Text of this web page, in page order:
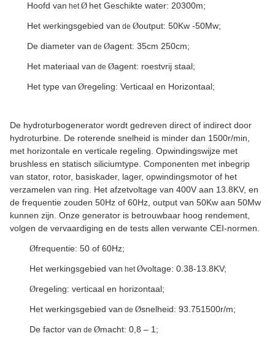
Hoofd van hetØ het Geschikte water: 20300m;
Het werkingsgebied van de Øoutput: 50Kw -50Mw;
De diameter van de Øagent: 35cm 250cm;
Het materiaal van de Øagent: roestvrij staal;
Het type van Øregeling: Verticaal en Horizontaal;
De hydroturbogenerator wordt gedreven direct of indirect door
hydroturbine. De roterende snelheid is minder dan 1500r/min,
met horizontale en verticale regeling. Opwindingswijze met
brushless en statisch siliciumtype. Componenten met inbegrip
van stator, rotor, basiskader, lager, opwindingsmotor of het
verzamelen van ring. Het afzetvoltage van 400V aan 13.8KV, en
de frequentie zouden 50Hz of 60Hz, output van 50Kw aan 50Mw
kunnen zijn. Onze generator is betrouwbaar hoog rendement,
volgen de vervaardiging en de tests allen verwante CEI-normen.
Øfrequentie: 50 of 60Hz;
Het werkingsgebied van hetØvoltage: 0.38-13.8KV;
Øregeling: verticaal en horizontaal;
Het werkingsgebied van de Øsnelheid: 93.751500r/m;
De factor van de Ømacht: 0,8 – 1;